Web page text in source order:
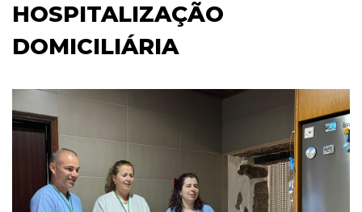
HOSPITALIZAÇÃO
DOMICILIÁRIA